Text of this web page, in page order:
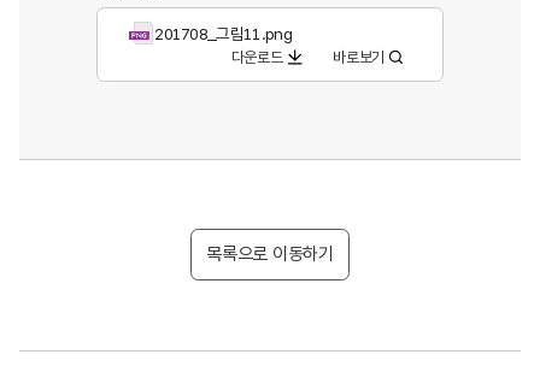
201708_그림11.png
다운로드 바로보기
목록으로 이동하기